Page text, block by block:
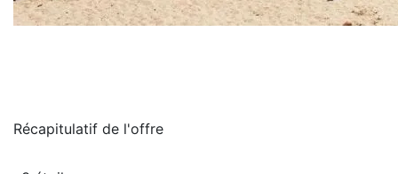
Récapitulatif de l'offre